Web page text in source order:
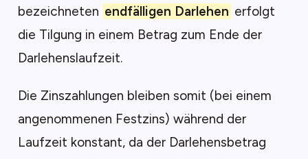
bezeichneten endfälligen Darlehen erfolgt
die Tilgung in einem Betrag zum Ende der
Darlehenslaufzeit.
Die Zinszahlungen bleiben somit (bei einem
angenommenen Festzins) während der
Laufzeit konstant, da der Darlehensbetrag